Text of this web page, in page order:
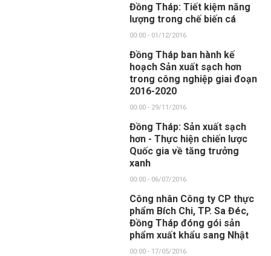
Đồng Tháp: Tiết kiệm năng
lượng trong chế biến cá
00:00 - 01/12/2016
Đồng Tháp ban hành kế
hoạch Sản xuất sạch hơn
trong công nghiệp giai đoạn
2016-2020
00:00 - 29/11/2016
Đồng Tháp: Sản xuất sạch
hơn - Thực hiện chiến lược
Quốc gia về tăng trưởng
xanh
00:00 - 06/07/2016
Công nhân Công ty CP thực
phẩm Bích Chi, TP. Sa Đéc,
Đồng Tháp đóng gói sản
phẩm xuất khẩu sang Nhật
00:00 - 17/05/2016